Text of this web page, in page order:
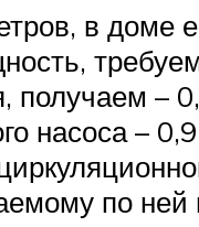
в доме
получаем –
насоса –
по ней